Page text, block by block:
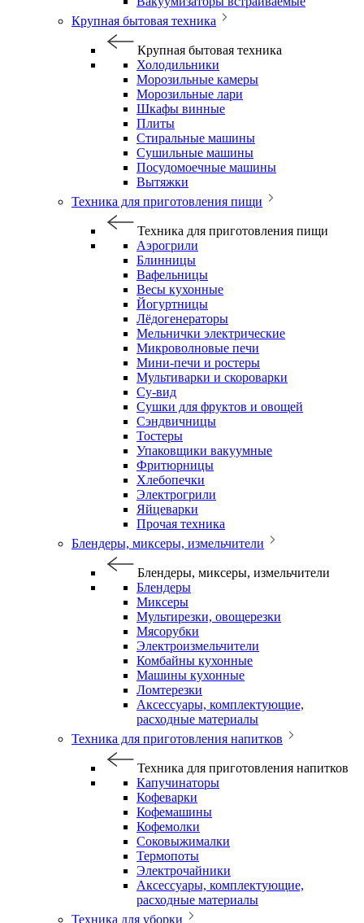
Крупная бытовая техника
Крупная бытовая техника
Холодильники
Морозильные камеры
Морозильные лари
Шкафы винные
Плиты
Стиральные машины
Сушильные машины
Посудомоечные машины
Вытяжки
Техника для приготовления пищи
Техника для приготовления пищи
Аэрогрили
Блинницы
Вафельницы
Весы кухонные
Йогуртницы
Лёдогенераторы
Мельнички электрические
Микроволновые печи
Мини-печи и ростеры
Мультиварки и скороварки
Су-вид
Сушки для фруктов и овощей
Сэндвичницы
Тостеры
Упаковщики вакуумные
Фритюрницы
Хлебопечки
Электрогрили
Яйцеварки
Прочая техника
Блендеры, миксеры, измельчители
Блендеры, миксеры, измельчители
Блендеры
Миксеры
Мультирезки, овощерезки
Мясорубки
Электроизмельчители
Комбайны кухонные
Машины кухонные
Ломтерезки
Аксессуары, комплектующие,
расходные материалы
Техника для приготовления напитков
Техника для приготовления напитков
Капучинаторы
Кофеварки
Кофемашины
Кофемолки
Соковыжималки
Термопоты
Электрочайники
Аксессуары, комплектующие,
расходные материалы
Техника для уборки